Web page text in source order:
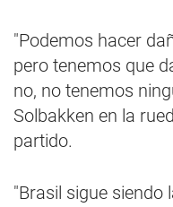
"Podemos hacer
pero tenemos que
no, no tenemos
Solbakken en la
partido.
"Brasil sigue siendo